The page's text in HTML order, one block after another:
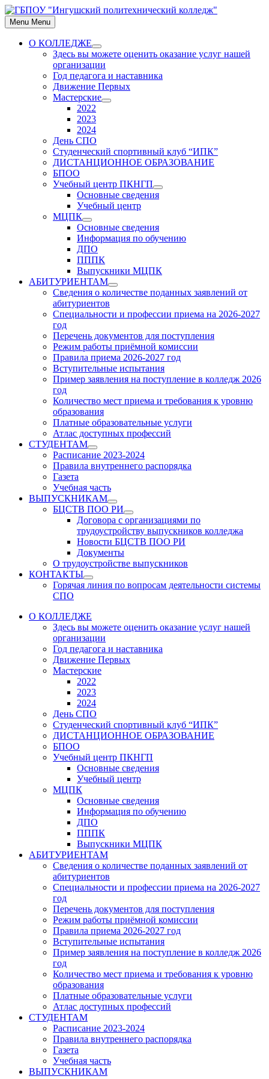
Skip
to
content
Menu Menu
О КОЛЛЕДЖЕ
Show
sub
menu
Здесь вы можете оценить оказание услуг нашей
организации
Год педагога и наставника
Движение Первых
Мастерские
Show
2022
2023
2024
День СПО
Студенческий спортивный клуб “ИПК”
ДИСТАНЦИОННОЕ ОБРАЗОВАНИЕ
БПОО
Учебный центр ПКНГП
Show
sub
Основные сведения
Учебный центр
МЦПК
Show
sub
menu
Основные сведения
Информация по обучению
ДПО
ПППК
Выпускники МЦПК
АБИТУРИЕНТАМ
Show
sub
Сведения о количестве поданных заявлений от
абитуриентов
Специальности и профессии приема на 2026-2027
год
Перечень документов для поступления
Режим работы приёмной комиссии
Правила приема 2026-2027 год
Вступительные испытания
Пример заявления на поступление в колледж 2026
год
Количество мест приема и требования к уровню
образования
Платные образовательные услуги
Атлас доступных профессий
СТУДЕНТАМ
Show
sub
menu
Расписание 2023-2024
Правила внутреннего распорядка
Газета
Учебная часть
ВЫПУСКНИКАМ
Show
sub
menu
БЦСТВ ПОО РИ
Show
sub
menu
Договора с организациями по
трудоустройству выпускников колледжа
Новости БЦСТВ ПОО РИ
Документы
О трудоустройстве выпускников
КОНТАКТЫ
Show
sub
Горячая линия по вопросам деятельности системы
СПО
О КОЛЛЕДЖЕ
Здесь вы можете оценить оказание услуг нашей
организации
Год педагога и наставника
Движение Первых
Мастерские
2022
2023
2024
День СПО
Студенческий спортивный клуб “ИПК”
ДИСТАНЦИОННОЕ ОБРАЗОВАНИЕ
БПОО
Учебный центр ПКНГП
Основные сведения
Учебный центр
МЦПК
Основные сведения
Информация по обучению
ДПО
ПППК
Выпускники МЦПК
АБИТУРИЕНТАМ
Сведения о количестве поданных заявлений от
абитуриентов
Специальности и профессии приема на 2026-2027
год
Перечень документов для поступления
Режим работы приёмной комиссии
Правила приема 2026-2027 год
Вступительные испытания
Пример заявления на поступление в колледж 2026
год
Количество мест приема и требования к уровню
образования
Платные образовательные услуги
Атлас доступных профессий
СТУДЕНТАМ
Расписание 2023-2024
Правила внутреннего распорядка
Газета
Учебная часть
ВЫПУСКНИКАМ